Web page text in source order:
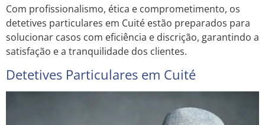
Com profissionalismo, ética e comprometimento, os
detetives particulares em Cuité estão preparados para
solucionar casos com eficiência e discrição, garantindo a
satisfação e a tranquilidade dos clientes.
Detetives Particulares em Cuité